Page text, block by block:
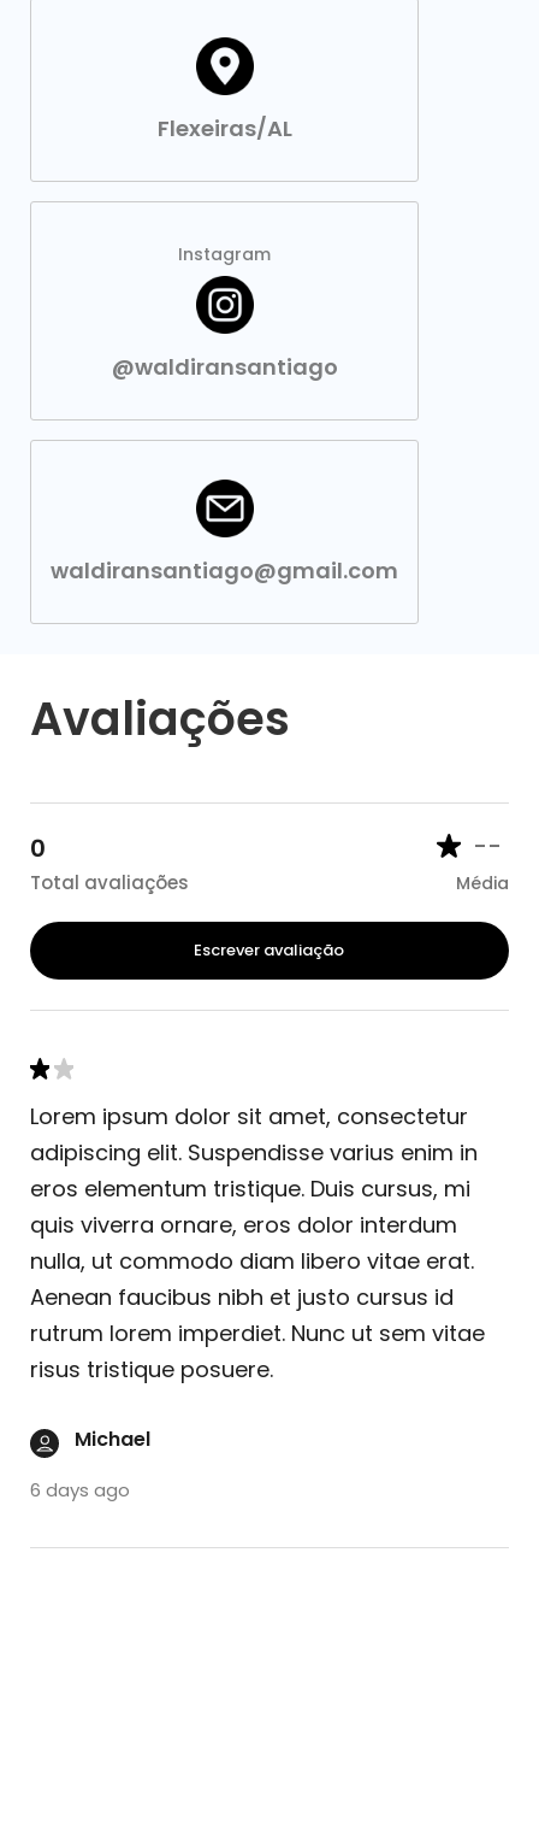
Flexeiras/AL
Instagram
@waldiransantiago
waldiransantiago@gmail.com
Avaliações
0
Total avaliações
--
Média
Escrever avaliação
Lorem ipsum dolor sit amet, consectetur
adipiscing elit. Suspendisse varius enim in
eros elementum tristique. Duis cursus, mi
quis viverra ornare, eros dolor interdum
nulla, ut commodo diam libero vitae erat.
Aenean faucibus nibh et justo cursus id
rutrum lorem imperdiet. Nunc ut sem vitae
risus tristique posuere.
Michael
6 days ago